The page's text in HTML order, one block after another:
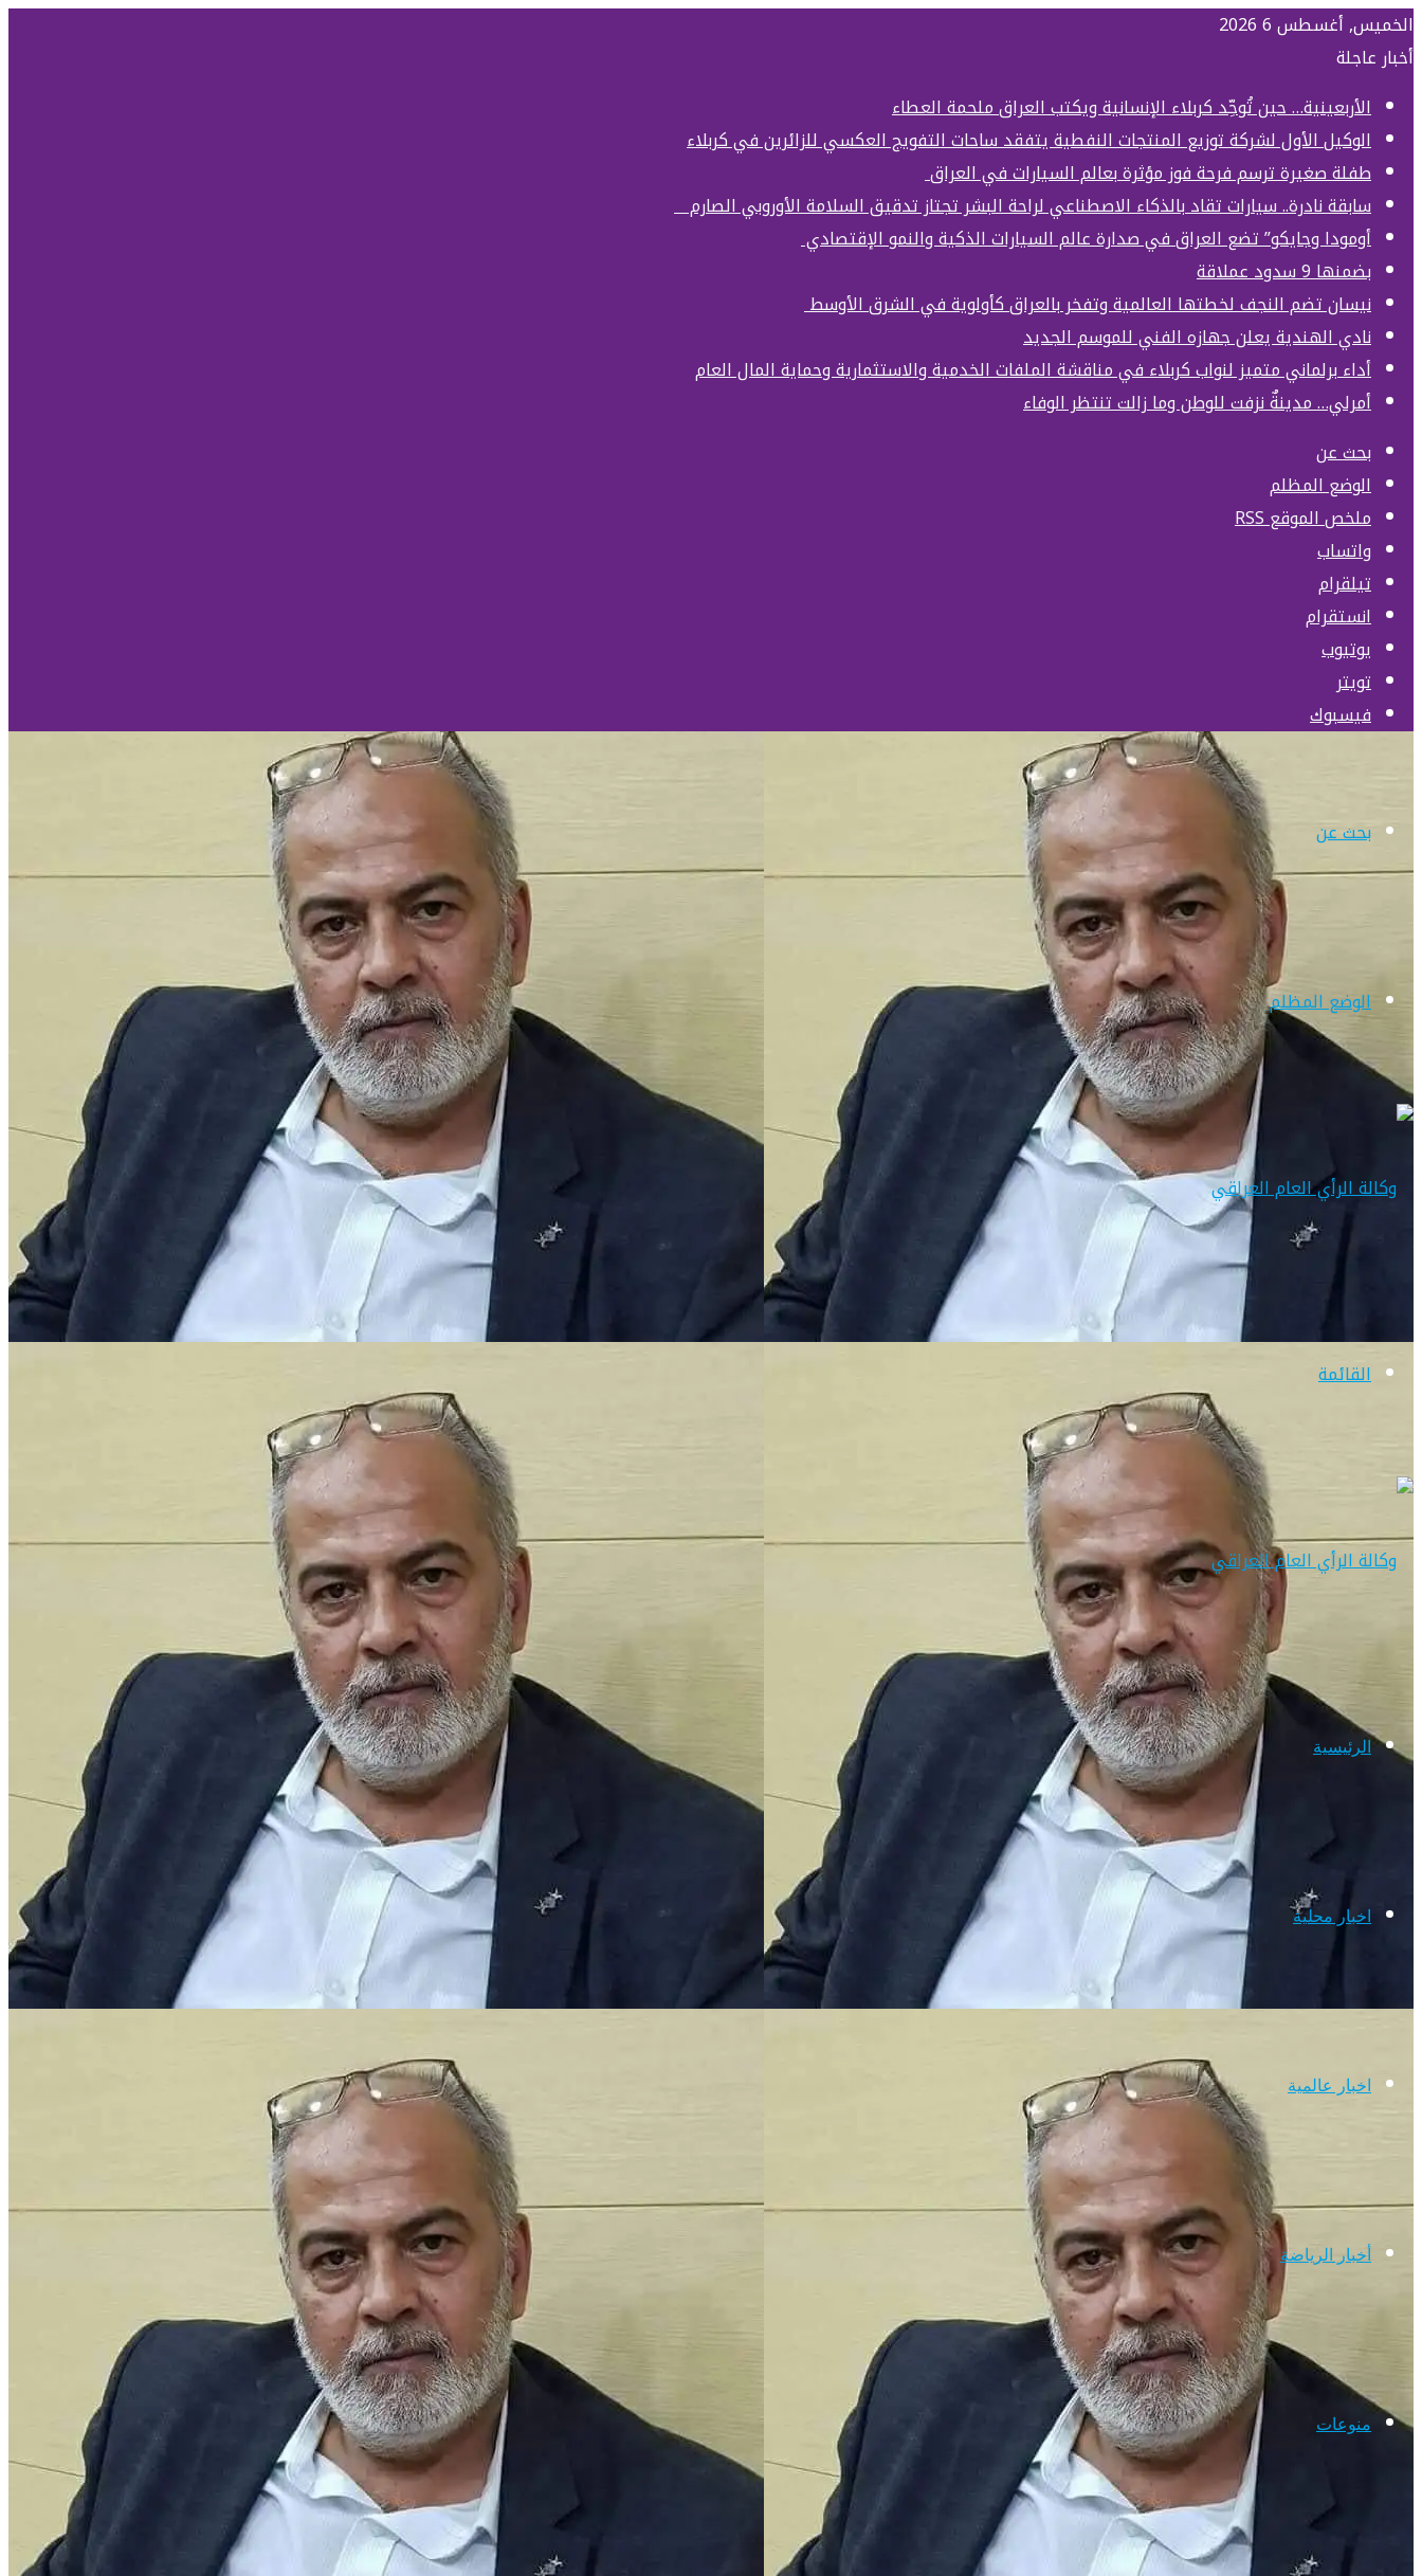
الخميس, أغسطس 6 2026
أخبار عاجلة
الأربعينية… حين تُوحِّد كربلاء الإنسانية ويكتب العراق ملحمة العطاء
الوكيل الأول لشركة توزيع المنتجات النفطية يتفقد ساحات التفويج العكسي للزائرين في كربلاء
طفلة صغيرة ترسم فرحة فوز مؤثرة بعالم السيارات في العراق
سابقة نادرة.. سيارات تقاد بالذكاء الاصطناعي لراحة البشر تجتاز تدقيق السلامة الأوروبي الصارم
أومودا وجايكو” تضع العراق في صدارة عالم السيارات الذكية والنمو الإقتصادي
بضمنها 9 سدود عملاقة
نيسان تضم النجف لخطتها العالمية وتفخر بالعراق كأولوية في الشرق الأوسط
نادي الهندية يعلن جهازه الفني للموسم الجديد
أداء برلماني متميز لنواب كربلاء في مناقشة الملفات الخدمية والاستثمارية وحماية المال العام
أمرلي… مدينةٌ نزفت للوطن وما زالت تنتظر الوفاء
بحث عن
الوضع المظلم
ملخص الموقع RSS
واتساب
تيلقرام
انستقرام
يوتيوب
تويتر
فيسبوك
بحث عن
الوضع المظلم
القائمة
الرئيسية
اخبار محلية
اخبار عالمية
أخبار الرياضة
منوعات